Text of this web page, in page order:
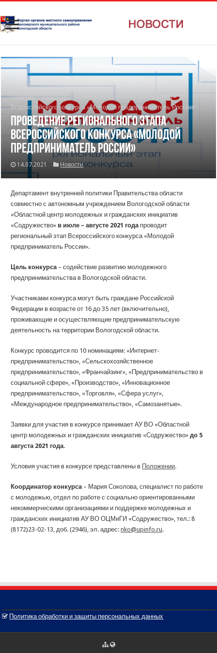
Главная
Проведение регионального этапа
Всероссийского конкурса «Молодой предприниматель России»
Проведение регионального этапа
Всероссийского конкурса «Молодой
предприниматель России»
14.07.2021 Новости
Департамент внутренней политики Правительства области
совместно с автономным учреждением Вологодской области
«Областной центр молодежных и гражданских инициатив
«Содружество» в июле – августе 2021 годапроводит
региональный этап Всероссийского конкурса «Молодой
предприниматель России».
Цель конкурса– содействие развитию молодежного
предпринимательства в Вологодской области.
Участниками конкурса могут быть граждане Российской
Федерации в возрасте от 16 до 35 лет (включительно),
проживающие и осуществляющие предпринимательскую
деятельность на территории Вологодской области.
Конкурс проводится по 10 номинациям: «Интернет-
предпринимательство», «Сельскохозяйственное
предпринимательство», «Франчайзинг», «Предпринимательство в
социальной сфере», «Производство», «Инновационное
предпринимательство», «Торговля», «Сфера услуг»,
«Международное предпринимательство», «Самозанятые».
Заявки для участия в конкурсе принимает АУ ВО «Областной
центр молодежных и гражданских инициатив «Содружество»до 5
августа 2021 года.
Условия участия в конкурсе представлены в Положении.
Координатор конкурса– Мария Соколова, специалист по работе
с молодежью, отдел по работе с социально ориентированными
некоммерческими организациями и поддержке молодежных и
гражданских инициатив АУ ВО ОЦМиГИ «Содружество», тел.: 8
(8172)23-02-13, доб. (2946), эл. адрес:nko@upinfo.ru.
Политика обработки и защиты персональных данных